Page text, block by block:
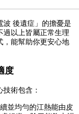
波 後遺症」的擔憂是
過以上皆屬正常生理
，能幫助你更安心地
度
術包含：
並均勻的江熱能由皮